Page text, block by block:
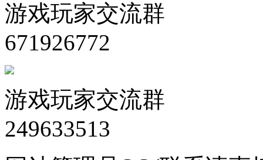
游戏玩家交流群
671926772
游戏玩家交流群
249633513